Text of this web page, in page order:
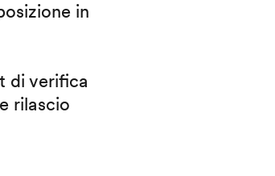
in
di verifica
rilascio